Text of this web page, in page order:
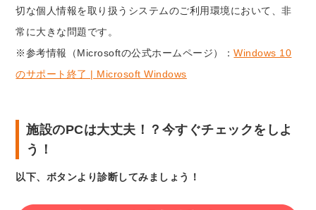
切な個人情報を取り扱うシステムのご利用環境において、非
常に大きな問題です。
※参考情報（Microsoftの公式ホームページ）：Windows 10
のサポート終了 | Microsoft Windows
施設のPCは大丈夫！？今すぐチェックをしよ
う！
以下、ボタンより診断してみましょう！